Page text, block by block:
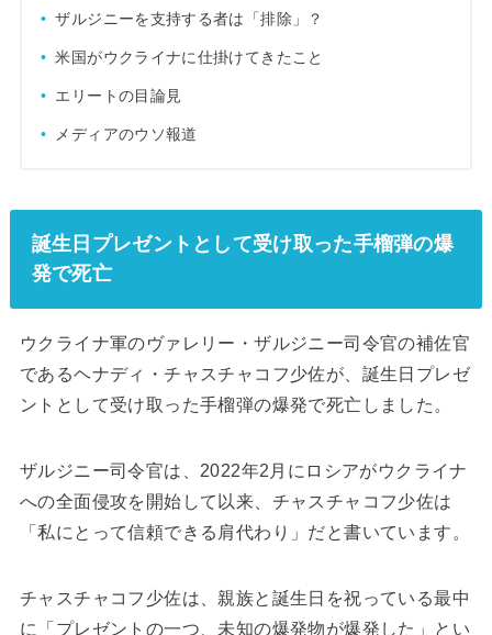
ザルジニーを支持する者は「排除」？
米国がウクライナに仕掛けてきたこと
エリートの目論見
メディアのウソ報道
誕生日プレゼントとして受け取った手榴弾の爆
発で死亡
ウクライナ軍のヴァレリー・ザルジニー司令官の補佐官
であるヘナディ・チャスチャコフ少佐が、誕生日プレゼ
ントとして受け取った手榴弾の爆発で死亡しました。
ザルジニー司令官は、2022年2月にロシアがウクライナ
への全面侵攻を開始して以来、チャスチャコフ少佐は
「私にとって信頼できる肩代わり」だと書いています。
チャスチャコフ少佐は、親族と誕生日を祝っている最中
に「プレゼントの一つ、未知の爆発物が爆発した」とい